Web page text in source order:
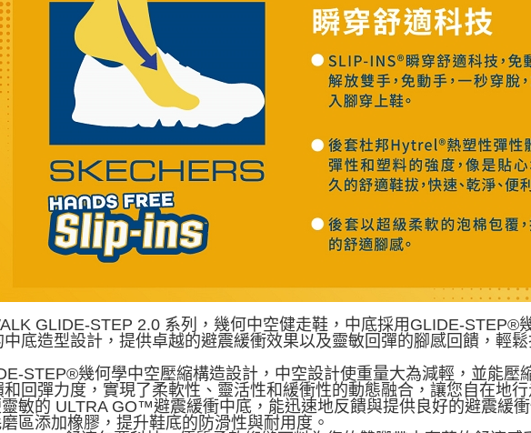
GLIDE-STEP 2.0 系列，幾何中空健走鞋，中底採用GLIDE-STEP®
中底造型設計，提供卓越的避震緩衝效果以及靈敏回彈的腳感回饋，輕鬆
STEP®幾何學中空壓縮構造設計，中空設計使重量大為減輕，並能壓
和回彈力度，實現了柔軟性、靈活性和緩衝性的動態融合，讓您自在地行
敏的 ULTRA GO™避震緩衝中底，能迅速地反饋與提供良好的避震緩衝
區添加橡膠，提升鞋底的防滑性與耐用度。